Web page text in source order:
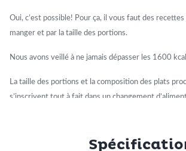
Oui, c’est possible! Pour ça, il vous faut des
manger et par la taille des portions.
Nous avons veillé à ne jamais dépasser les 1600
La taille des portions et la composition des plats
s’inscrivent tout à fait dans un changement
Vouloir perdre du poids ne signifie pas supprimer